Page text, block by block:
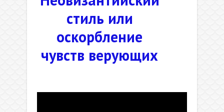
стиль или
оскорбление
чувств верующих